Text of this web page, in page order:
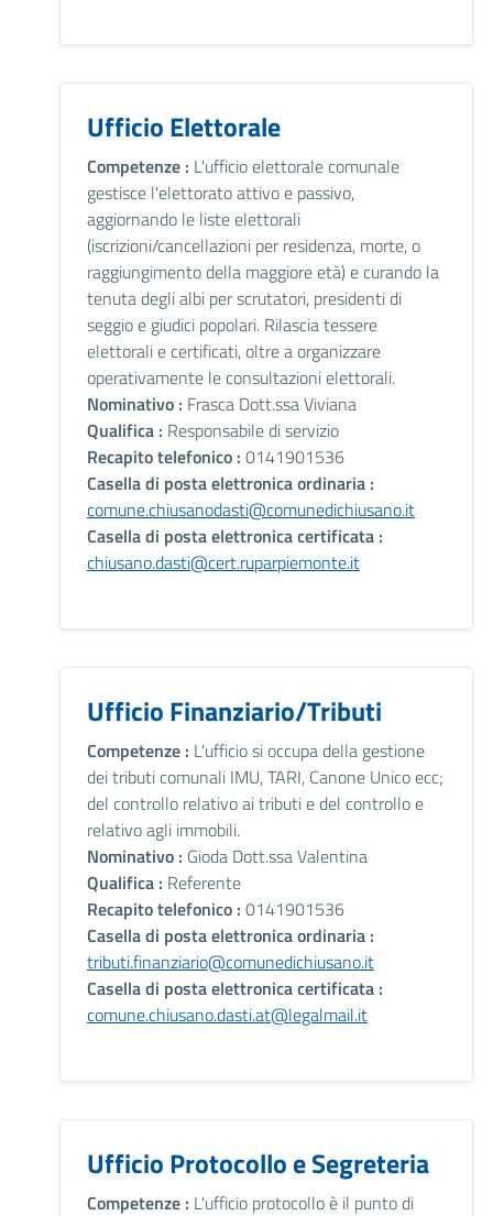
Ufficio Elettorale
Competenze : L'ufficio elettorale comunale
gestisce l'elettorato attivo e passivo,
aggiornando le liste elettorali
(iscrizioni/cancellazioni per residenza, morte, o
raggiungimento della maggiore età) e curando la
tenuta degli albi per scrutatori, presidenti di
seggio e giudici popolari. Rilascia tessere
elettorali e certificati, oltre a organizzare
operativamente le consultazioni elettorali.
Nominativo : Frasca Dott.ssa Viviana
Qualifica : Responsabile di servizio
Recapito telefonico : 0141901536
Casella di posta elettronica ordinaria :
comune.chiusanodasti@comunedichiusano.it
Casella di posta elettronica certificata :
chiusano.dasti@cert.ruparpiemonte.it
Ufficio Finanziario/Tributi
Competenze : L'ufficio si occupa della gestione
dei tributi comunali IMU, TARI, Canone Unico ecc;
del controllo relativo ai tributi e del controllo e
relativo agli immobili.
Nominativo : Gioda Dott.ssa Valentina
Qualifica : Referente
Recapito telefonico : 0141901536
Casella di posta elettronica ordinaria :
tributi.finanziario@comunedichiusano.it
Casella di posta elettronica certificata :
comune.chiusano.dasti.at@legalmail.it
Ufficio Protocollo e Segreteria
Competenze : L'ufficio protocollo è il punto di